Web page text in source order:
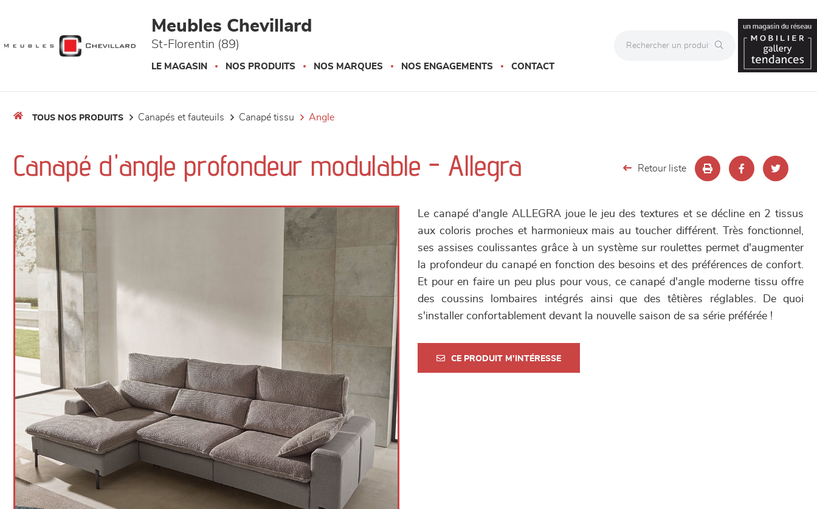
Meubles Chevillard
St-Florentin (89)
LE MAGASIN NOS PRODUITS NOS MARQUES NOS ENGAGEMENTS CONTACT
TOUS NOS PRODUITS canapés et fauteuils canapé tissu angle
Canapé d'angle profondeur modulable - Allegra Retour liste
Le canapé d'angle ALLEGRA joue le jeu des textures et se décline en 2 tissus
aux coloris proches et harmonieux mais au toucher différent. Très fonctionnel,
ses assises coulissantes grâce à un système sur roulettes permet d'augmenter
la profondeur du canapé en fonction des besoins et des préférences de confort.
Et pour en faire un peu plus pour vous, ce canapé d'angle moderne tissu offre
des coussins lombaires intégrés ainsi que des têtières réglables. De quoi
s'installer confortablement devant la nouvelle saison de sa série préférée !
CE PRODUIT M'INTÉRESSE